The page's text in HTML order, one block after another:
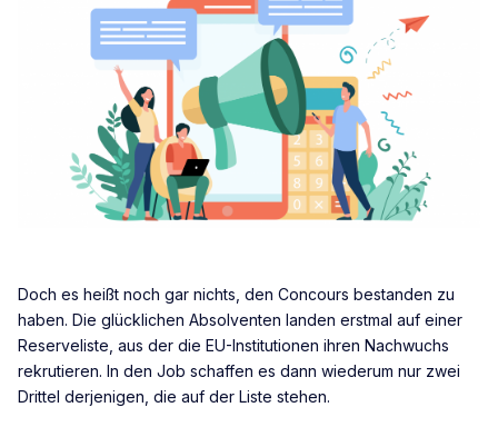
Doch es heißt noch gar nichts, den Concours bestanden zu
haben. Die glücklichen Absolventen landen erstmal auf einer
Reserveliste, aus der die EU-Institutionen ihren Nachwuchs
rekrutieren. In den Job schaffen es dann wiederum nur zwei
Drittel derjenigen, die auf der Liste stehen.